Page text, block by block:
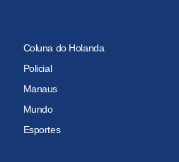
Coluna do Holanda
Policial
Manaus
Mundo
Esportes